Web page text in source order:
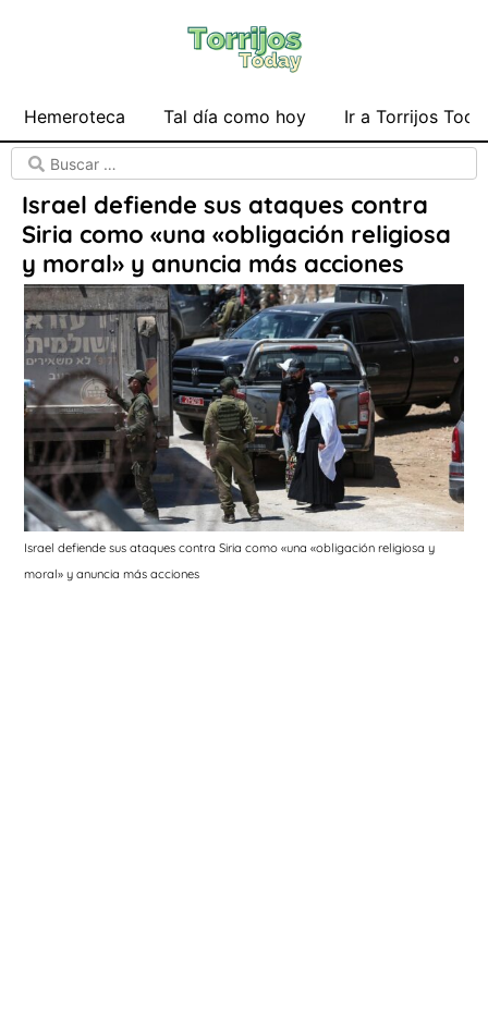
Hemeroteca Tal día como hoy Ir a Torrijos
Israel defiende sus ataques contra
Siria como «una «obligación religiosa
y moral» y anuncia más acciones
Israel defiende sus ataques contra Siria como «una «obligación religiosa y
moral» y anuncia más acciones